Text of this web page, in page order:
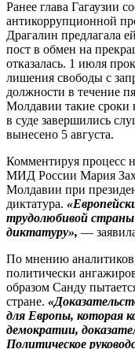
Ранее глава Гагаузии
антикоррупционной
Драгалин предлагала
пост в обмен на
отказалась. 1 июля
лишения свободы с
должности в течение
Молдавии такие
в суде завершились
вынесено 5 августа.
Комментируя процесс
МИД России Мария
Молдавии при
диктатура.
трудолюбивой страны
диктатуру», —
По мнению
политически
образом Санду
стране.
для Европы, которая
демократии,
Политическое